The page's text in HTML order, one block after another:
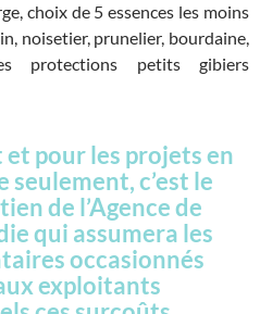
choix de 5 essences les moins
noisetier, prunelier, bourdaine,
protections petits gibiers
pour les projets en
c’est le
de l’Agence de
qui assumera les
occasionnés
exploitants